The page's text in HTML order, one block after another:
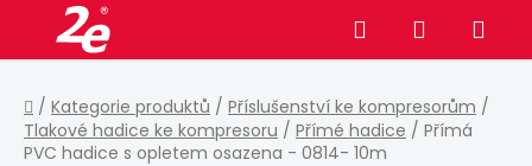
obsah
Hledat NÁKUPNÍ
KOŠÍK
Domů
/ Kategorie produktů / Příslušenství ke kompresorům /
Tlakové hadice ke kompresoru / Přímé hadice / Přímá
PVC hadice s opletem osazena - 0814- 10m